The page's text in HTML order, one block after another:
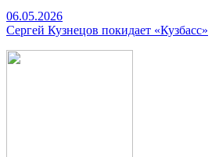
06.05.2026
Сергей Кузнецов покидает «Кузбасс»